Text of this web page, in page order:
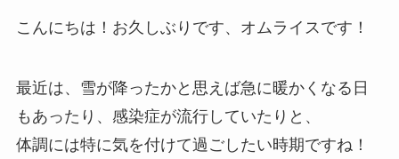
こんにちは！お久しぶりです、オムライスです！
最近は、雪が降ったかと思えば急に暖かくなる日
もあったり、感染症が流行していたりと、
体調には特に気を付けて過ごしたい時期ですね！